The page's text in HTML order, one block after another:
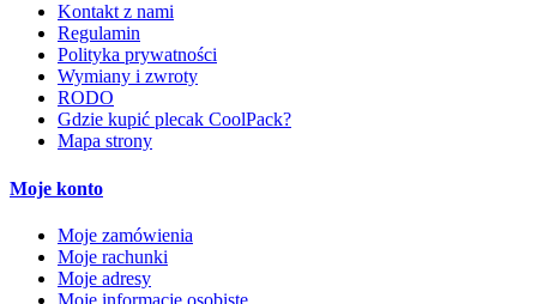
Kontakt z nami
Regulamin
Polityka prywatności
Wymiany i zwroty
RODO
Gdzie kupić plecak CoolPack?
Mapa strony
Moje konto
Moje zamówienia
Moje rachunki
Moje adresy
Moje informacje osobiste